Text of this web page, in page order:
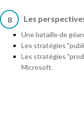
8 Les
Une bataille de
Les stratégies
Les stratégies
Microsoft.